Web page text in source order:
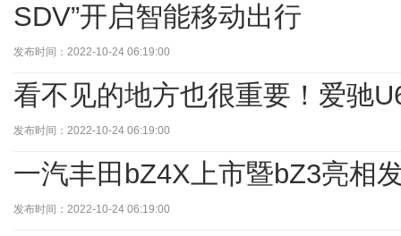
SDV”开启智能移动出行
发布时间：2022-10-24 06:19:00
看不见的地方也很重要！爱驰
发布时间：2022-10-24 06:19:00
一汽丰田bZ4X上市暨bZ3亮相
发布时间：2022-10-24 06:19:00